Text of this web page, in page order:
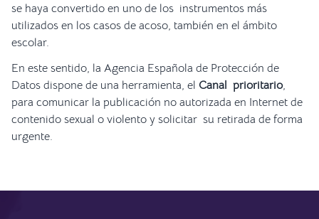
se haya convertido en uno de los instrumentos más
utilizados en los casos de acoso, también en el ámbito
escolar.
En este sentido, la Agencia Española de Protección de
Datos dispone de una herramienta, el Canal prioritario,
para comunicar la publicación no autorizada en Internet de
contenido sexual o violento y solicitar su retirada de forma
urgente.